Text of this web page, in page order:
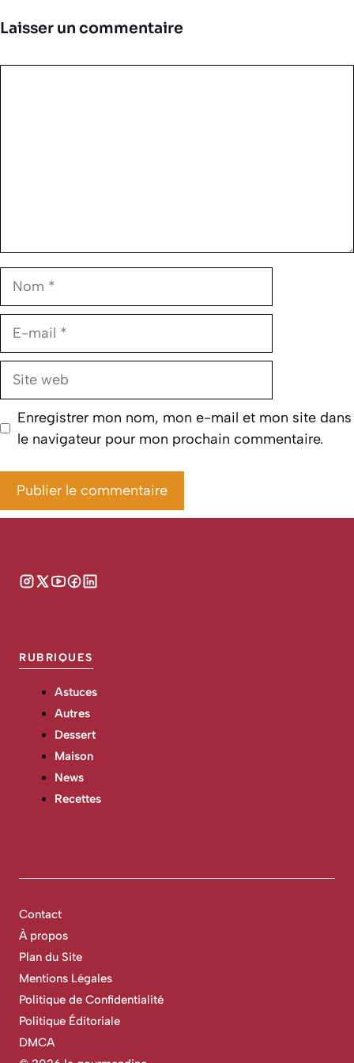
Laisser un commentaire
Nom
E-
Site
Enregistrer mon nom, mon e-mail et mon site dans
le navigateur pour mon prochain commentaire.
RUBRIQUES
Astuces
Autres
Dessert
Maison
News
Recettes
Contact
À propos
Plan du Site
Mentions Légales
Politique de Confidentialité
Politique Éditoriale
DMCA